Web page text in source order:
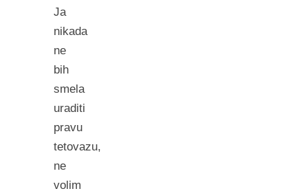
Ja
nikada
ne
bih
smela
uraditi
pravu
tetovazu,
ne
volim